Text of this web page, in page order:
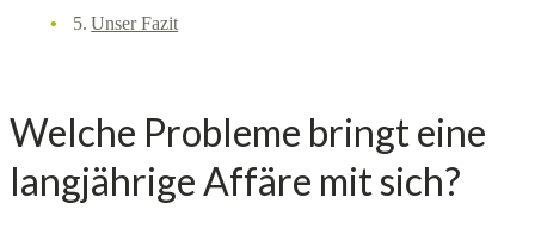
Unser Fazit
Welche Probleme bringt eine
langjährige Affäre mit sich?